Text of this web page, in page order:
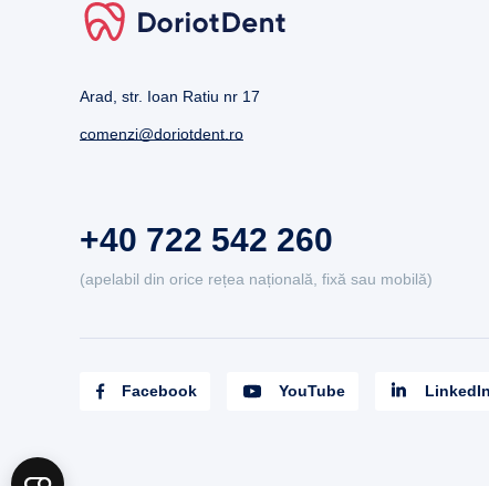
Arad, str. Ioan Ratiu nr 17
comenzi@doriotdent.ro
+40 722 542 260
(apelabil din orice rețea națională, fixă sau mobilă)
Facebook YouTube LinkedIn